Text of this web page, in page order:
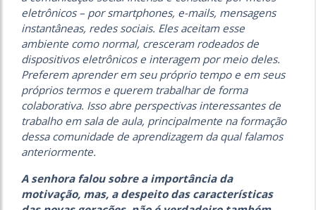
eletrônicos – por smartphones, e-mails, mensagens
instantâneas, redes sociais. Eles aceitam esse
ambiente como normal, cresceram rodeados de
dispositivos eletrônicos e interagem por meio deles.
Preferem aprender em seu próprio tempo e em seus
próprios termos e querem trabalhar de forma
colaborativa. Isso abre perspectivas interessantes de
trabalho em sala de aula, principalmente na formação
dessa comunidade de aprendizagem da qual falamos
anteriormente.
A senhora falou sobre a importância da
motivação, mas, a despeito das características